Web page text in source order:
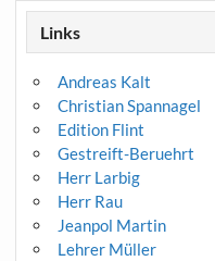
Links
Andreas Kalt
Christian Spannagel
Edition Flint
Gestreift-Beruehrt
Herr Larbig
Herr Rau
Jeanpol Martin
Lehrer Müller